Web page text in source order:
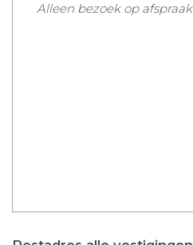
Alleen bezoek op afspraak